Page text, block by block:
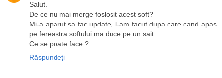
Salut.
De ce nu mai merge foslosit acest soft?
Mi-a aparut sa fac update, l-am facut dupa care cand apas
pe fereastra softului ma duce pe un sait.
Ce se poate face ?
Răspundeți